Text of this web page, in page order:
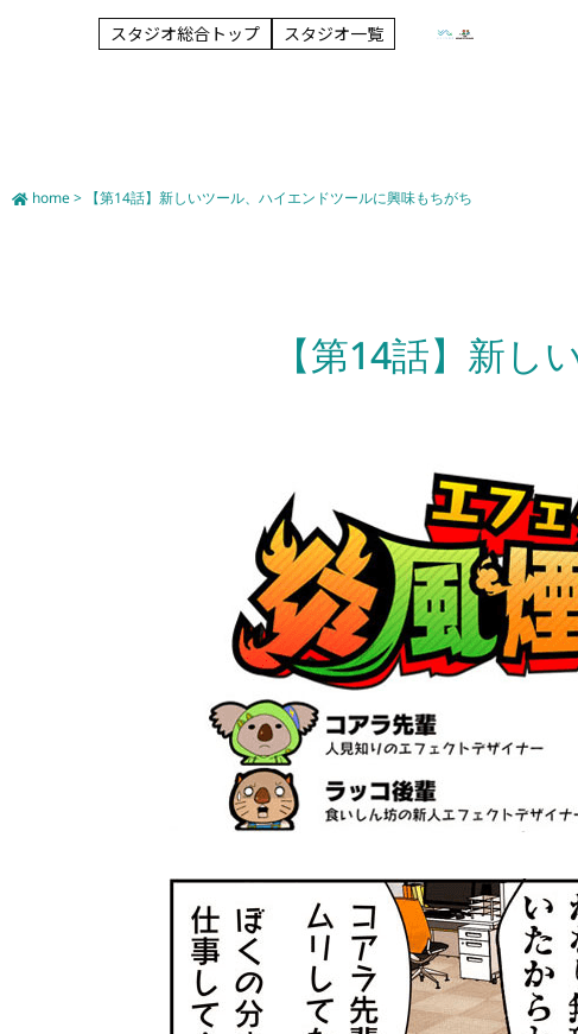
スタジオ一覧
スタジオ総合トップ
home > 【第14話】新しいツール、ハイエンドツールに興味もちがち
【第14話】新